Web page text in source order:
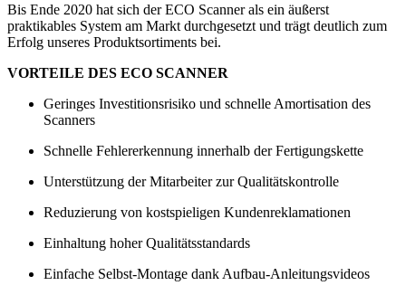
Bis Ende 2020 hat sich der ECO Scanner als ein äußerst
praktikables System am Markt durchgesetzt und trägt deutlich zum
Erfolg unseres Produktsortiments bei.
VORTEILE DES ECO SCANNER
Geringes Investitionsrisiko und schnelle Amortisation des
Scanners
Schnelle Fehlererkennung innerhalb der Fertigungskette
Unterstützung der Mitarbeiter zur Qualitätskontrolle
Reduzierung von kostspieligen Kundenreklamationen
Einhaltung hoher Qualitätsstandards
Einfache Selbst-Montage dank Aufbau-Anleitungsvideos